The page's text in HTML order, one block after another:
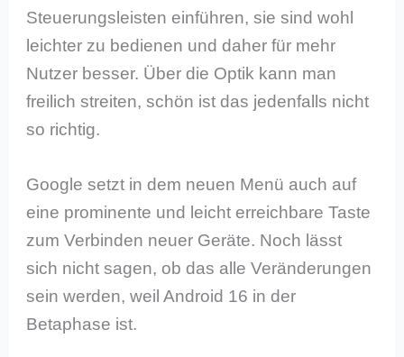
Steuerungsleisten einführen, sie sind wohl
leichter zu bedienen und daher für mehr
Nutzer besser. Über die Optik kann man
freilich streiten, schön ist das jedenfalls nicht
so richtig.
Google setzt in dem neuen Menü auch auf
eine prominente und leicht erreichbare Taste
zum Verbinden neuer Geräte. Noch lässt
sich nicht sagen, ob das alle Veränderungen
sein werden, weil Android 16 in der
Betaphase ist.